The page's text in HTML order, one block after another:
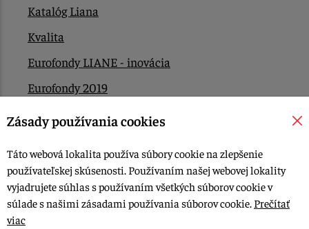
Katalóg Liana
Kvalita
Eurofondy LIANE - inovácia
Eurofondy 2019
Eurofondy 2022/2023
Kontakt
© 2015-2026, LIANA GOLIAŠ s.r.o. všetky práva vyhradené.
Zásady používania cookies
Táto webová lokalita používa súbory cookie na zlepšenie
používateľskej skúsenosti. Používaním našej webovej lokality
vyjadrujete súhlas s používaním všetkých súborov cookie v
súlade s našimi zásadami používania súborov cookie. Prečítať
viac